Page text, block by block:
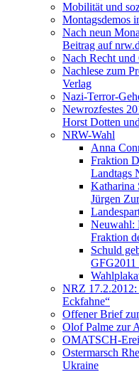
Mobilität und
Montagsdemos
Nach neun
Beitrag auf
Nach Recht
Nachlese zum
Verlag
Nazi-Terror-
Newrozfestes
Horst Dotten
NRW-Wahl
Anna
Fraktion
Landtags
Katharina
Jürgen
Neuwahl:
Fraktion
Schuld
GFG2011
NRZ 17.2.2012:
Eckfahne“
Offener Brief
Olof Palme zur
OMATSCH-
Ostermarsch
Ukraine